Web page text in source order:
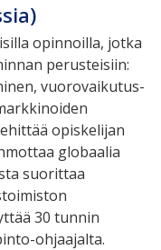
opinnoilla, jotka
perusteisiin:
vuorovaikutus-
opiskelijan
globaalia
suorittaa
30 tunnin
ohjaajalta.